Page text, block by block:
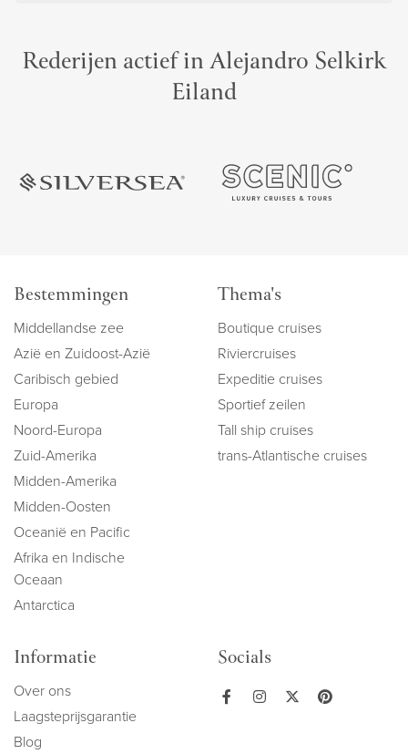
Rederijen actief in Alejandro Selkirk
Eiland
Bestemmingen
Middellandse zee
Azië en Zuidoost-Azië
Caribisch gebied
Europa
Noord-Europa
Zuid-Amerika
Midden-Amerika
Midden-Oosten
Oceanië en Pacific
Afrika en Indische
Oceaan
Antarctica
Thema's
Boutique cruises
Riviercruises
Expeditie cruises
Sportief zeilen
Tall ship cruises
trans-Atlantische cruises
Informatie
Over ons
Laagsteprijsgarantie
Blog
Socials